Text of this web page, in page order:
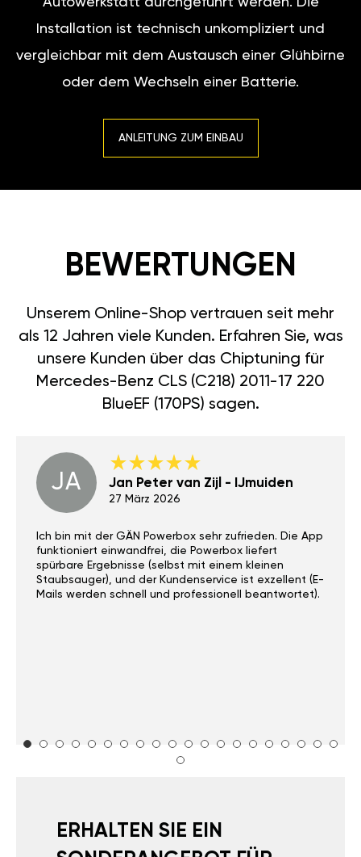
Installation ist technisch unkompliziert und
vergleichbar mit dem Austausch einer Glühbirne
oder dem Wechseln einer Batterie.
ANLEITUNG ZUM EINBAU
BEWERTUNGEN
Unserem Online-Shop vertrauen seit mehr
als 12 Jahren viele Kunden. Erfahren Sie, was
unsere Kunden über das Chiptuning für
Mercedes-Benz CLS (C218) 2011-17 220
BlueEF (170PS) sagen.
JA Jan Peter van Zijl - IJmuiden
27 März 2026
Ich bin mit der GÄN Powerbox sehr zufrieden. Die App
funktioniert einwandfrei, die Powerbox liefert
spürbare Ergebnisse (selbst mit einem kleinen
Staubsauger), und der Kundenservice ist exzellent (E-
Mails werden schnell und professionell beantwortet).
ERHALTEN SIE EIN